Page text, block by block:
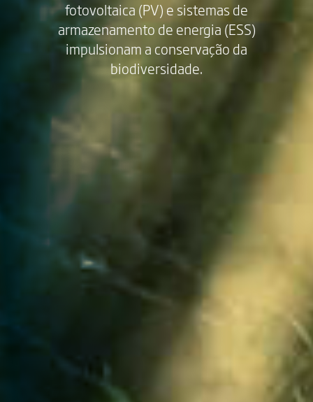
fotovoltaica (PV) e sistemas de
armazenamento de energia (ESS)
impulsionam a conservação da
biodiversidade.